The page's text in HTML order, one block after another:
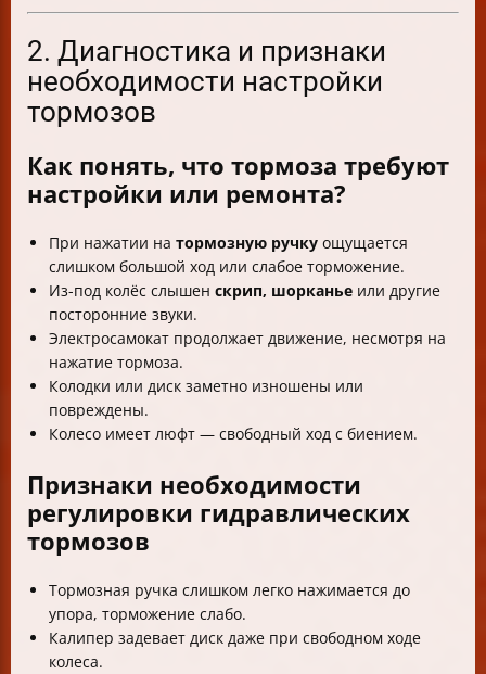
2. Диагностика и признаки
необходимости настройки
тормозов
Как понять, что тормоза требуют
настройки или ремонта?
При нажатии на тормозную ручку ощущается
слишком большой ход или слабое торможение.
Из-под колёс слышен скрип, шорканье или другие
посторонние звуки.
Электросамокат продолжает движение, несмотря на
нажатие тормоза.
Колодки или диск заметно изношены или
повреждены.
Колесо имеет люфт — свободный ход с биением.
Признаки необходимости
регулировки гидравлических
тормозов
Тормозная ручка слишком легко нажимается до
упора, торможение слабо.
Калипер задевает диск даже при свободном ходе
колеса.